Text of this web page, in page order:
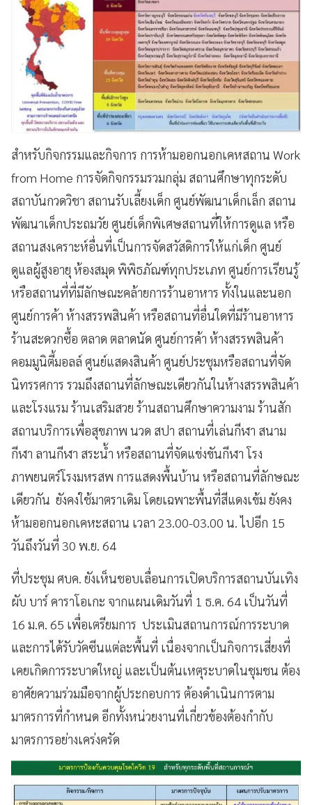
สำหรับกิจกรรมและกิจการ การห้ามออกนอกเคหสถาน Work
from Home การจัดกิจกรรมรวมกลุ่ม สถานศึกษาทุกระดับ
สถาบันกวดวิชา สถานรับเลี้ยงเด็ก ศูนย์พัฒนาเด็กเล็ก สถาน
พัฒนาเด็กประถมวัย ศูนย์เด็กพิเศษสถานที่ให้การดูแล หรือ
สถานสงเคราะห์อื่นที่เป็นการจัดสวัสดิการให้แก่เด็ก ศูนย์
ดูแลผู้สูงอายุ ห้องสมุด พิพิธภัณฑ์ทุกประเภท ศูนย์การเรียนรู้
หรือสถานที่ที่มีลักษณะคล้ายการร้านอาหาร ทั้งในและนอก
ศูนย์การค้า ห้างสรรพสินค้า หรือสถานที่อื่นใดที่มีร้านอาหาร
ร้านสะดวกซื้อ ตลาด ตลาดนัด ศูนย์การค้า ห้างสรรพสินค้า
คอมมูนิตี้มอลล์ ศูนย์แสดงสินค้า ศูนย์ประชุมหรือสถานที่จัด
นิทรรศการ รวมถึงสถานที่ลักษณะเดียวกันในห้างสรรพสินค้า
และโรงแรม ร้านเสริมสวย ร้านสถานศึกษาความงาม ร้านสัก
สถานบริการเพื่อสุขภาพ นวด สปา สถานที่เล่นกีฬา สนาม
กีฬา ลานกีฬา สระน้ำ หรือสถานที่จัดแข่งขันกีฬา โรง
ภาพยนตร์โรงมหรสพ การแสดงพื้นบ้าน หรือสถานที่ลักษณะ
เดียวกัน ยังคงใช้มาตราเดิม โดยเฉพาะพื้นที่สีแดงเข้ม ยังคง
ห้ามออกนอกเคหะสถาน เวลา 23.00-03.00 น. ไปอีก 15
วันถึงวันที่ 30 พ.ย. 64
ที่ประชุม ศบค. ยังเห็นชอบเลื่อนการเปิดบริการสถานบันเทิง
ผับ บาร์ คาราโอเกะ จากแผนเดิมวันที่ 1 ธ.ค. 64 เป็นวันที่
16 ม.ค. 65 เพื่อเตรียมการ ประเมินสถานการณ์การระบาด
และการได้รับวัคซีนแต่ละพื้นที่ เนื่องจากเป็นกิจการเสี่ยงที่
เคยเกิดการระบาดใหญ่ และเป็นต้นเหตุระบาดในชุมชน ต้อง
อาศัยความร่วมมือจากผู้ประกอบการ ต้องดำเนินการตาม
มาตรการที่กำหนด อีกทั้งหน่วยงานที่เกี่ยวข้องต้องกำกับ
มาตรการอย่างเคร่งครัด